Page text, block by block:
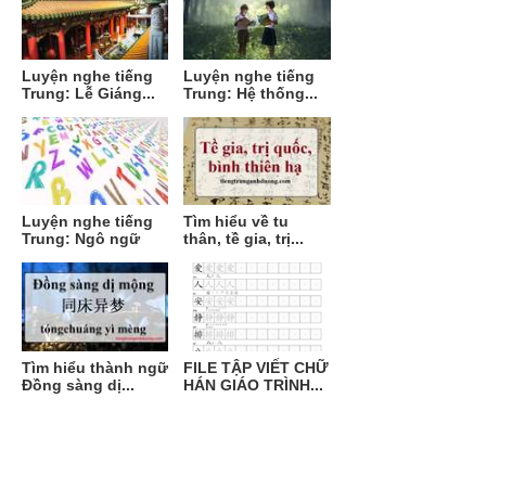
Luyện nghe tiếng
Trung: Lễ Giáng...
Luyện nghe tiếng
Trung: Hệ thống...
Luyện nghe tiếng
Trung: Ngô ngữ
Tìm hiểu về tu
thân, tề gia, trị...
Tìm hiểu thành ngữ
Đồng sàng dị...
FILE TẬP VIẾT CHỮ
HÁN GIÁO TRÌNH...